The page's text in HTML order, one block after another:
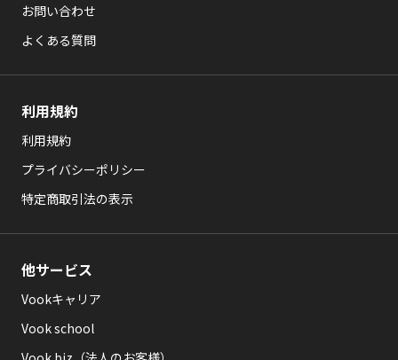
お問い合わせ
よくある質問
利用規約
利用規約
プライバシーポリシー
特定商取引法の表示
他サービス
Vookキャリア
Vook school